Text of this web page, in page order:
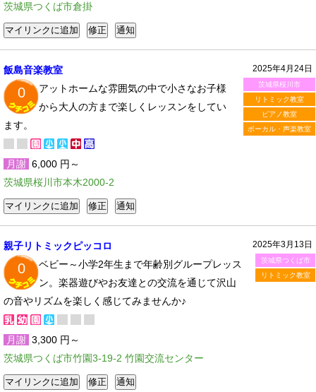
茨城県つくば市倉掛
2025年4月24日
茨城県桜川市
リトミック教室
ピアノ教室
ボーカル・声楽教室
飯島音楽教室
0
アットホームな雰囲気の中で小さなお子様
から大人の方まで楽しくレッスンをしてい
ます。
月謝 6,000 円～
茨城県桜川市本木2000-2
2025年3月13日
茨城県つくば市
リトミック教室
親子リトミックピッコロ
0
ベビー～小学2年生まで年齢別グループレッス
ン。楽器遊びやお友達との交流を通じて沢山
の音やリズムを楽しく感じてみませんか♪
月謝 3,300 円～
茨城県つくば市竹園3-19-2 竹園交流センター